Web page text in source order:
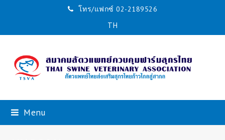
โทร/แฟกซ์ 02-2189526
TH
Menu